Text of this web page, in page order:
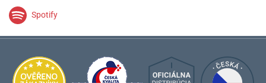
Spotify